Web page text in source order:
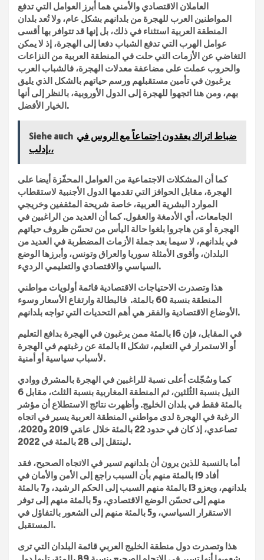
العاملان الاقتصادي والأمني هما أبرز العوامل التي تدفع
المواطنين العرب للهجرة من بلدانهم بشكل عام، ولا تُعد بلدان
المنطقة العربية استثناء في ذلك، بل إنها قد تتوافر بها أقسى
عوامل الهرب التي تدفع الشباب دفعا إلى الهجرة، إذ لا يمكن
التغاضي عن الأزمات التي حلت في المنطقة العربية من النزاعات
والحروب عملت على مضاعفة معدلات الهجرة، فالشباب العرب
يرغبون في تأمين مستقبلهم ورسم حياتهم بالشكل الذي يليق
بهم، ومن هنا اتجهوا للهجرة إلى الدول الأوروبية، بالنظر إلى أنها
الخيار الأفضل.
Siehe auch ضباط اتراك يعقدون اجتماعاً مع الروس في
إدلب،،
كما أن المشكلات الاجتماعية من العوامل المحفّزة أيضا على
الهجرة، مقابل الحوافز التي تقدمها الدول الأجنبية لاستقطاب
الموارد البشرية العربية، خاصة شريحة المثقفين وخريجي
الجامعات، أي الأدمغة والعقول. كما أن العديد من الراغبين في
الهجرة أو مَن هاجروا بلغوا حالة اليأس من تحسّن ظروف حياتهم
في بلدانهم، لا سيما بعد جملة الأزمات المضطربة في العديد من
البلدان، وأقوى الأمثلة سوريا والعراق وتونس، وأبرزها الوضع
السياسي والاقتصادي والتعليمي الرديء.
هذا وتصدرت الاحتياجات الاقتصادية قائمة أولويات مواطني
المنطقة بنسبة 60 بالمئة. فالبطالة وارتفاع الأسعار وسوء
الأوضاع الاقتصادية والفقر هي أهم التحديات التي تواجه بلدانهم.
في المقابل، فإن 16 بالمئة ممن يرغبون في الهجرة بدافع التعليم
أو الاستمرار في التعليم، تشكل 11 بالمئة عن رغبتهم في الهجرة
لأسباب سياسية أو أمنية.
كما وسُجّلت أعلى نسبة للراغبين في الهجرة بالمشرق ووادي
النيل بنسبة الثُلثين، ثم المنطقة المغاربية بنسبة الثلث، مقابل 6
بالمئة فقط في بلدان الخليج. وأظهرت نتائج الاستطلاع أن مؤشر
الرغبة في الهجرة لدى مواطني المنطقة العربية يسير في اتجاه
تصاعدي، إذ كان في حدود 22 بالمئة خلال عامَي 2019 و2020،
لينتقل إلى 28 بالمئة في 2022.
أما بالنسبة للذين يرون أن بلدانهم تسير في الاتجاه الصحيح، فقد
أفاد 19 بالمئة منهم بأن السبب راجع إلى الأمن والأمان في
بلدانهم، ويعزو 13 بالمئة منهم السبب إلى الحكم الرشيد، و7 بالمئة
منهم إلى تحسّن الوضع الاقتصادي، و5 بالمئة منهم إلى توفر
الاستقرار السياسي، و5 بالمئة منهم إلى الشعور بالتفاؤل في
المستقبل.
هذا وتصدرت دول منطقة الخليج العربي قائمة البلدان التي ترى